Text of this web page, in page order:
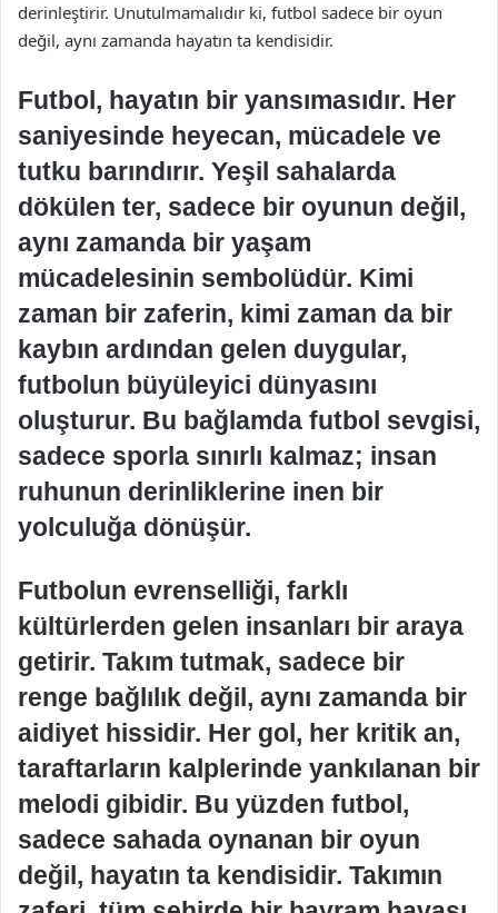
derinleştirir. Unutulmamalıdır ki, futbol sadece bir oyun
değil, aynı zamanda hayatın ta kendisidir.
Futbol, hayatın bir yansımasıdır. Her
saniyesinde heyecan, mücadele ve
tutku barındırır. Yeşil sahalarda
dökülen ter, sadece bir oyunun değil,
aynı zamanda bir yaşam
mücadelesinin sembolüdür. Kimi
zaman bir zaferin, kimi zaman da bir
kaybın ardından gelen duygular,
futbolun büyüleyici dünyasını
oluşturur. Bu bağlamda futbol sevgisi,
sadece sporla sınırlı kalmaz; insan
ruhunun derinliklerine inen bir
yolculuğa dönüşür.
Futbolun evrenselliği, farklı
kültürlerden gelen insanları bir araya
getirir. Takım tutmak, sadece bir
renge bağlılık değil, aynı zamanda bir
aidiyet hissidir. Her gol, her kritik an,
taraftarların kalplerinde yankılanan bir
melodi gibidir. Bu yüzden futbol,
sadece sahada oynanan bir oyun
değil, hayatın ta kendisidir. Takımın